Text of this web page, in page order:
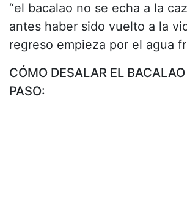
“el bacalao no se echa a la
antes haber sido vuelto a la
regreso empieza por el agua
CÓMO DESALAR EL
PASO: